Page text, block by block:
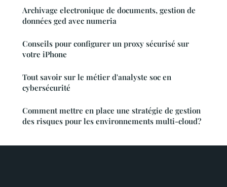
Archivage electronique de documents, gestion de
données ged avec numeria
Conseils pour configurer un proxy sécurisé sur
votre iPhone
Tout savoir sur le métier d'analyste soc en
cybersécurité
Comment mettre en place une stratégie de gestion
des risques pour les environnements multi-cloud?